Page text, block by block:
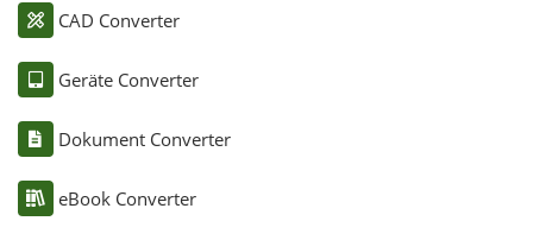
CAD Converter
Geräte Converter
Dokument Converter
eBook Converter